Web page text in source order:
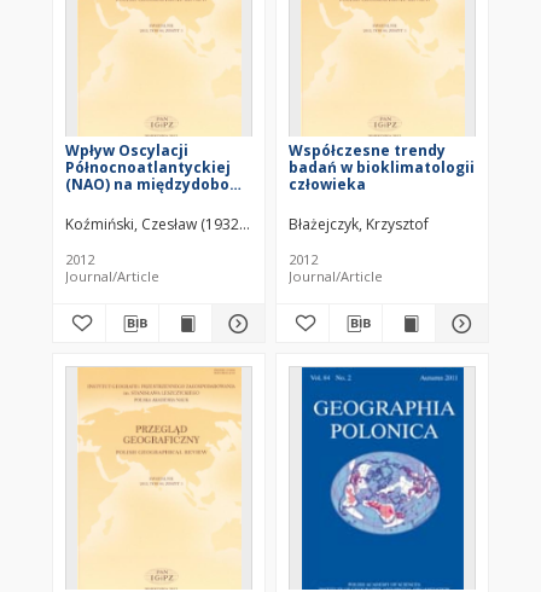
Wpływ Oscylacji
Północnoatlantyckiej
(NAO) na międzydobowe
atmosferycznego w
Polsce = The influence
of the North Atlantic
Oscillation (NAO) on
day-to-day changes of
in Poland
Koźmiński, Czesław (1932– ) Michalska, Bożena
2012
Journal/Article
Współczesne trendy
badań w bioklimatologii
człowieka
Błażejczyk, Krzysztof
2012
Journal/Article